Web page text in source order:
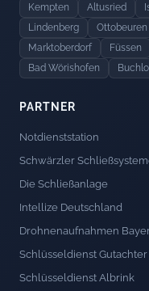
Kempten
Altusried
Lindenberg
Ottobeuren
Marktoberdorf
Füssen
Bad Wörishofen
PARTNER
Notdienststation
Schwärzler
Die Schließanlage
Intellize Deutschland
Drohnenaufnahmen
Schlüsseldienst Gutachter
Schlüsseldienst Albrink